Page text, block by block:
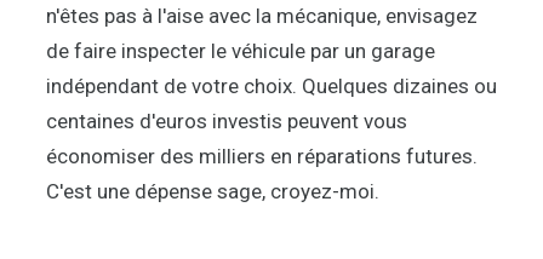
n'êtes pas à l'aise avec la mécanique, envisagez
de faire inspecter le véhicule par un garage
indépendant de votre choix. Quelques dizaines ou
centaines d'euros investis peuvent vous
économiser des milliers en réparations futures.
C'est une dépense sage, croyez-moi.